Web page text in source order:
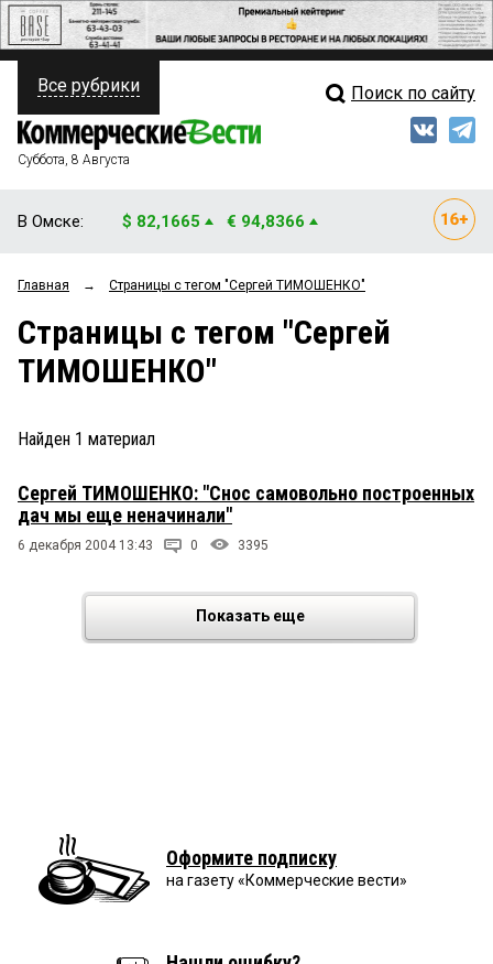
ПОЛИТИКА
ФИНАНСЫ
ОБЩЕСТВО
ЗАКОН
ПРОИСШЕСТВИЯ
СТИЛЬ ЖИЗНИ
Свежий выпуск
Мнения
Рейтинги
Все рубрики Поиск по сайту
Суббота, 8 Августа
В Омске: $ 82,1665 € 94,8366
Главная → Страницы c тегом "Сергей ТИМОШЕНКО"
Страницы c тегом "Сергей
ТИМОШЕНКО"
Найден 1 материал
Сергей ТИМОШЕНКО: "Снос самовольно построенных
дач мы еще неначинали"
6 декабря 2004 13:43 0 3395
Показать еще
Оформите подписку
на газету «Коммерческие вести»